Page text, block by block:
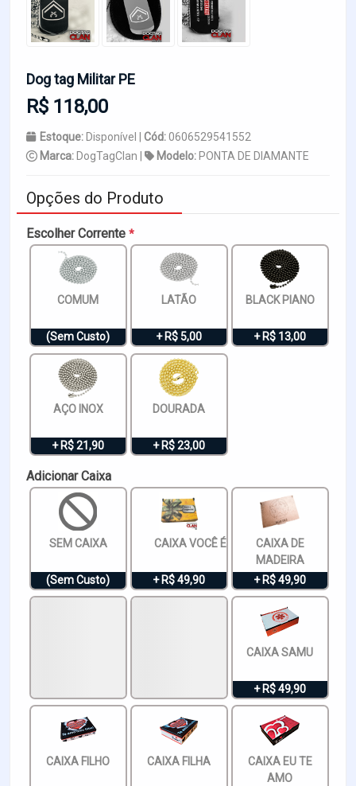
Dog tag Militar PE
R$ 118,00
Estoque: Disponível | Cód:0606529541552
Marca: DogTagClan | Modelo: PONTA DE DIAMANTE
Opções do Produto
Escolher Corrente *
COMUM
(Sem Custo)
LATÃO
+ R$ 5,00
BLACK PIANO
+ R$ 13,00
AÇO INOX
+ R$ 21,90
DOURADA
+ R$ 23,00
Adicionar Caixa
SEM CAIXA
(Sem Custo)
CAIXA VOCÊ É ESPECIAL
+ R$ 49,90
CAIXA DE
MADEIRA
+ R$ 49,90
CAIXA SAMU
+ R$ 49,90
CAIXA FILHO CAIXA FILHA
CAIXA EU TE
AMO